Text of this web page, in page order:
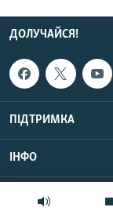
ДОЛУЧАЙСЯ!
ПІДТРИМКА
ІНФО